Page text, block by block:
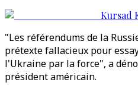
Kursad
"Les référendums de la
prétexte fallacieux pour
l'Ukraine par la force", a
président américain.